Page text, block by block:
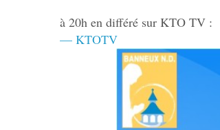
à 20h en différé sur KTO TV :
— KTOTV